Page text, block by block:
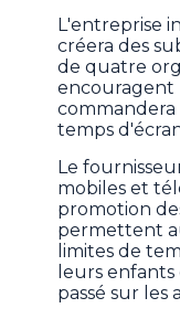
L'entreprise
créera des
de quatre
encouragent
temps
Le
mobiles et
promotion
permettent
limites de
leurs
passé sur les